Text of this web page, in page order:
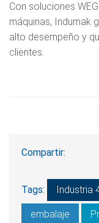
Con soluciones
máquinas, Indumak
alto desempeño y
clientes.
Compartir:
Tags: Industria
embalaje